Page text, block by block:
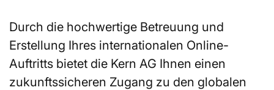
Durch die hochwertige Betreuung und
Erstellung Ihres internationalen Online-
Auftritts bietet die Kern AG Ihnen einen
zukunftssicheren Zugang zu den globalen